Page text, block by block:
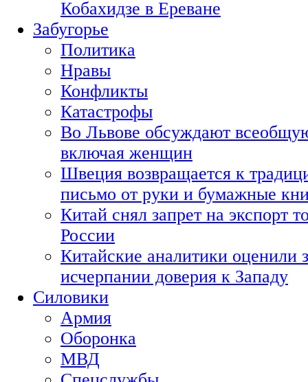
Кобахидзе в Ереване
Забугорье
Политика
Нравы
Конфликты
Катастрофы
Во Львове обсуждают
включая женщин
Швеция возвращается к
письмо от руки и бумажные
Китай снял запрет на экспорт
России
Китайские аналитики оценили
исчерпании доверия к Западу
Силовики
Армия
Оборонка
МВД